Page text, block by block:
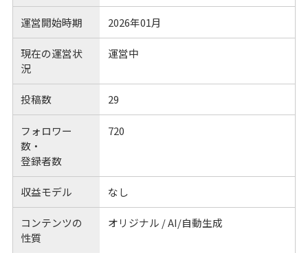
運営開始時期 2026年01月
現在の運営状
況
運営中
投稿数 29
フォロワー
数・
登録者数
720
収益モデル なし
コンテンツの
性質
オリジナル / AI/自動生成